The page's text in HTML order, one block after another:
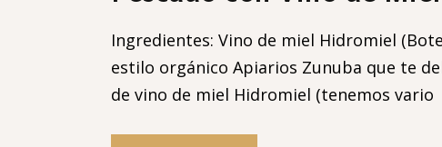
Ingredientes: Vino de miel Hidromiel
estilo orgánico Apiarios Zunuba que te
de vino de miel Hidromiel (tenemos vario